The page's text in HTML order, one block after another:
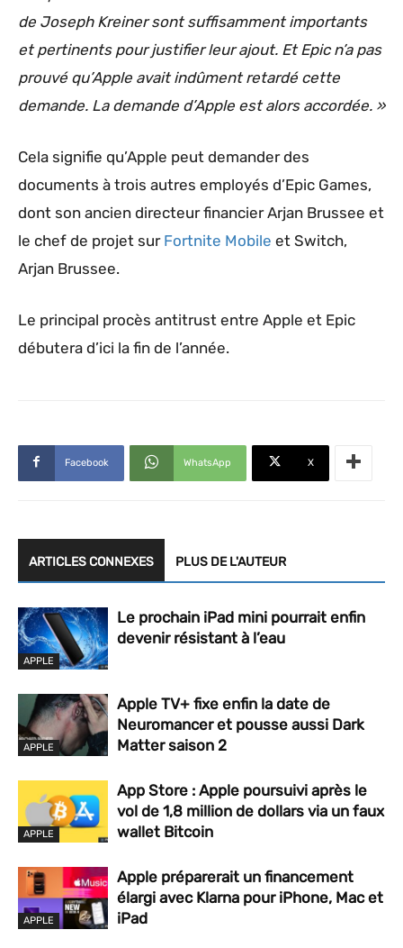
de Joseph Kreiner sont suffisamment importants
et pertinents pour justifier leur ajout. Et Epic n’a pas
prouvé qu’Apple avait indûment retardé cette
demande. La demande d’Apple est alors accordée. »
Cela signifie qu’Apple peut demander des
documents à trois autres employés d’Epic Games,
dont son ancien directeur financier Arjan Brussee et
le chef de projet sur Fortnite Mobile et Switch,
Arjan Brussee.
Le principal procès antitrust entre Apple et Epic
débutera d’ici la fin de l’année.
Facebook WhatsApp X
ARTICLES CONNEXES PLUS DE L'AUTEUR
APPLE
Le prochain iPad mini pourrait enfin
devenir résistant à l’eau
APPLE
Apple TV+ fixe enfin la date de
Neuromancer et pousse aussi Dark
Matter saison 2
APPLE
App Store : Apple poursuivi après le
vol de 1,8 million de dollars via un faux
wallet Bitcoin
APPLE
Apple préparerait un financement
élargi avec Klarna pour iPhone, Mac et
iPad